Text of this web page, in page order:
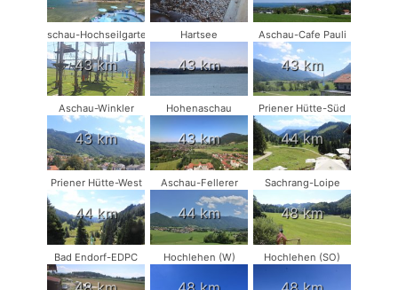
Aschau-Hochseilgarten
43 km
Hartsee
43 km
Aschau-Cafe Pauli
43 km
Aschau-Winkler
43 km
Hohenaschau
43 km
Priener Hütte-Süd
44 km
Priener Hütte-West
44 km
Aschau-Fellerer
44 km
Sachrang-Loipe
48 km
Bad Endorf-EDPC Hochlehen (W) Hochlehen (SO)